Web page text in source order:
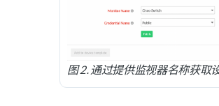
图 2. 通过提供监视器名称获取